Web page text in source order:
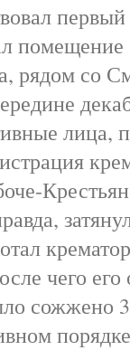
рядом со
лица,
чего
сожжено